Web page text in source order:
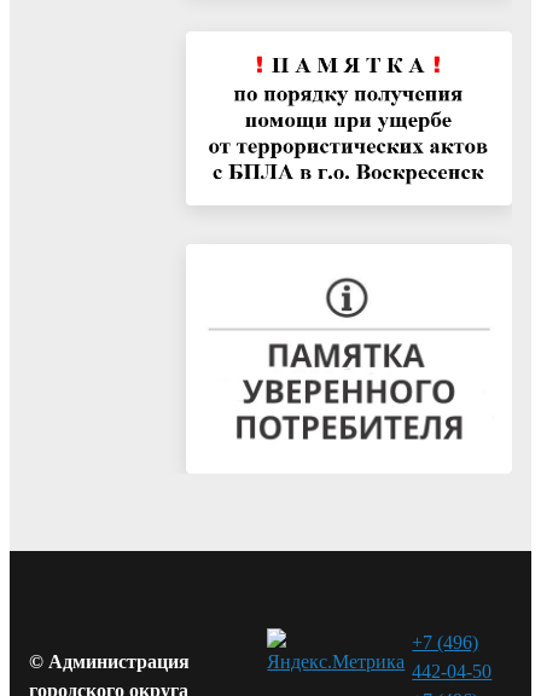
© Администрация
городского округа
+7 (496)
442-04-50